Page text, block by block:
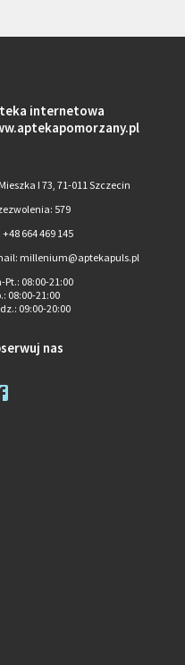
internetowa
I 73, 71-011 Szczecin
579
+48 664 469 145
millenium@aptekapuls.pl
Pt.: 08:00-21:00
: 08:00-21:00
: 09:00-20:00
nas